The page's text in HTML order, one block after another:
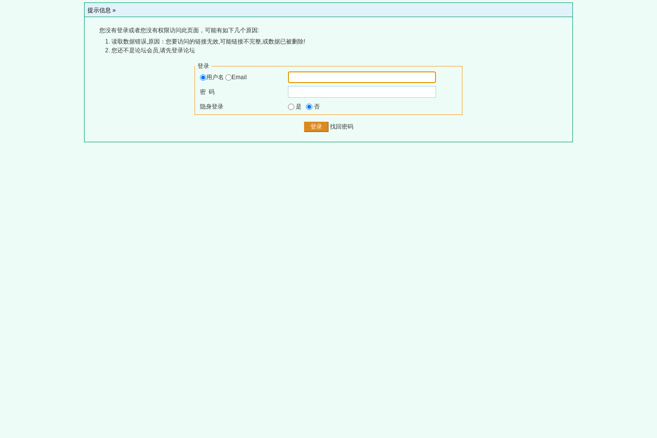
提示信息 »
您没有登录或者您没有权限访问此页面，可能有如下几个原因:
读取数据错误,原因：您要访问的链接无效,可能链接不完整,或数据已被删除!
您还不是论坛会员,请先登录论坛
登录
用户名
Email
密 码
隐身登录 是 否
找回密码